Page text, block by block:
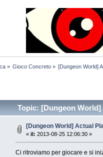
» Gioco Concreto » [Dungeon World]
Topic: [Dungeon
[Dungeon World] Actual
«il: 2013-08-25 12:06:30 »
Ci ritroviamo per giocare e si